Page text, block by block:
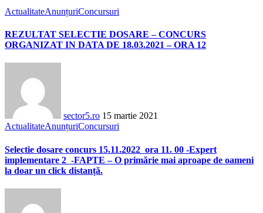
ActualitateAnunțuriConcursuri
REZULTAT SELECTIE DOSARE – CONCURS
ORGANIZAT IN DATA DE 18.03.2021 – ORA 12
sector5.ro 15 martie 2021
ActualitateAnunțuriConcursuri
Selectie dosare concurs 15.11.2022 ora 11. 00 -Expert
implementare 2 -FAPTE – O primărie mai aproape de oameni
la doar un click distanță.